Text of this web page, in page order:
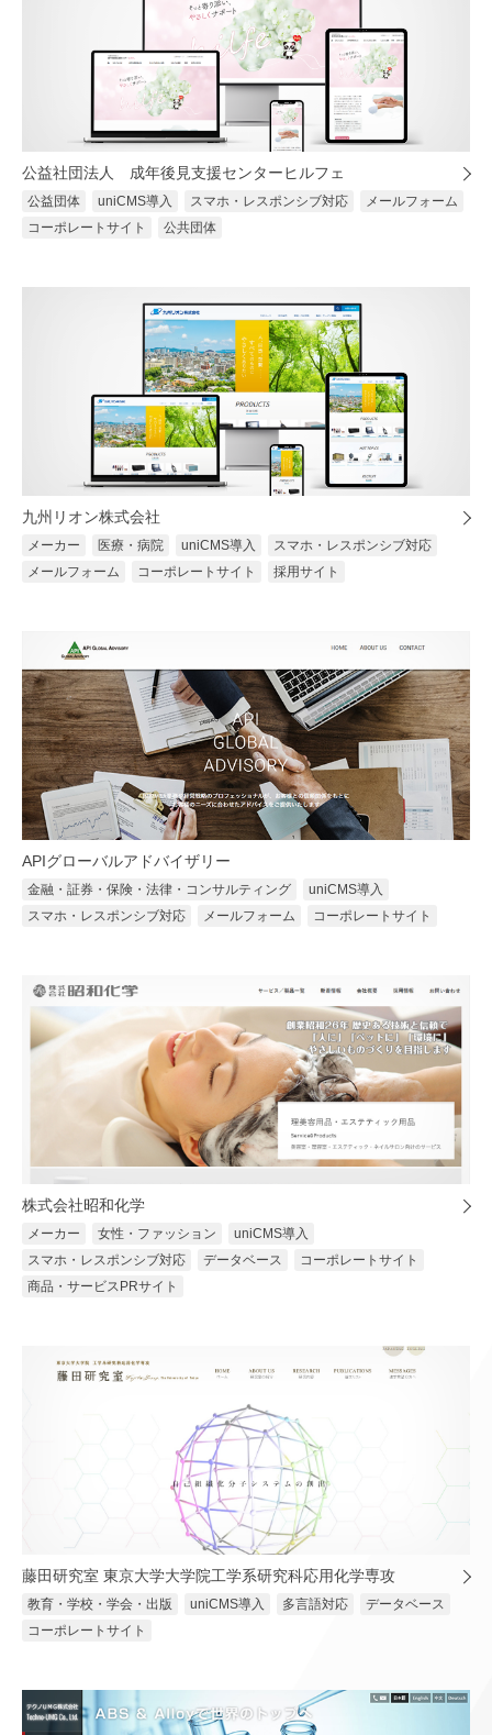
公益社団法人 成年後見支援センターヒルフェ
公益団体 uniCMS導入 スマホ・レスポンシブ対応
メールフォーム
コーポレートサイト
公共団体
九州リオン株式会社
メーカー 医療・病院 uniCMS導入
スマホ・レスポンシブ対応
メールフォーム
コーポレートサイト 採用サイト
APIグローバルアドバイザリー
金融・証券・保険・法律・コンサルティング
uniCMS導入
スマホ・レスポンシブ対応
メールフォーム コーポレートサイト
株式会社昭和化学
メーカー 女性・ファッション
uniCMS導入
スマホ・レスポンシブ対応
データベース
コーポレートサイト
商品・サービスPRサイト
藤田研究室 東京大学大学院工学系研究科応用化学専攻
教育・学校・学会・出版 uniCMS導入 多言語対応
データベース
コーポレートサイト